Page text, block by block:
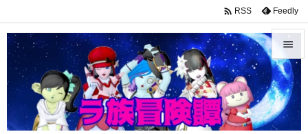


メニュ

サイド
 RSS Feedly